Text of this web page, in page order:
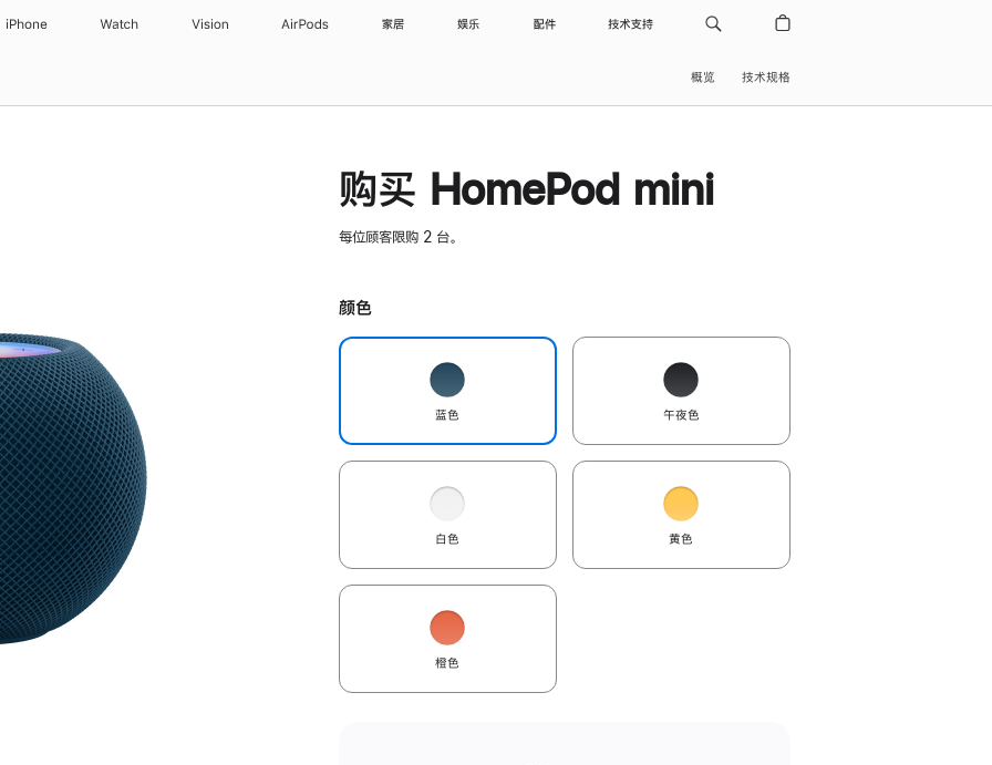
iPhone Watch Vision AirPods 家居 娱乐 配件 技术支持
概览 技术规格
购买 HomePod mini
每位顾客限购 2 台。
颜色
蓝色 午夜色
白色 黄色
橙色